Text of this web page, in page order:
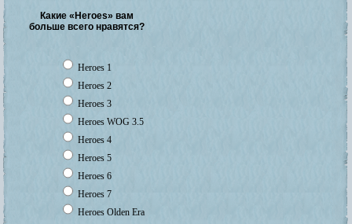
Какие «Heroes» вам
больше всего нравятся?
Heroes 1
Heroes 2
Heroes 3
Heroes WOG 3.5
Heroes 4
Heroes 5
Heroes 6
Heroes 7
Heroes Olden Era